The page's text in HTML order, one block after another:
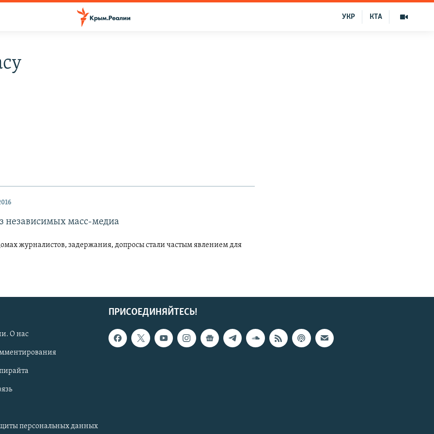
КТА
УКР
независимых масс-медиа
журналистов, задержания, допросы стали частым явлением для
ПРИСОЕДИНЯЙТЕСЬ!
О нас
персональных данных